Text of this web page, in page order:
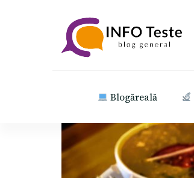
Blogăreală